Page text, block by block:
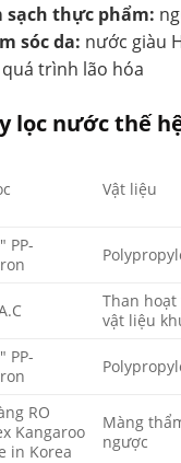
sạch thực phẩm:
sóc da: nước giàu
trình lão hóa
lọc nước thế
Vật liệu
PP-
Than
vật liệu
PP-
RO
Kangaroo
in Korea
Màng
ngược